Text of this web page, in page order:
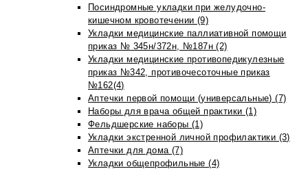
Посиндромные укладки при желудочно-
кишечном кровотечении (9)
Укладки медицинские паллиативной помощи
приказ № 345н/372н, №187н (2)
Укладки медицинские противопедикулезные
приказ №342, противочесоточные приказ
№162(4)
Аптечки первой помощи (универсальные) (7)
Наборы для врача общей практики (1)
Фельдшерские наборы (1)
Укладки экстренной личной профилактики (3)
Аптечки для дома (7)
Укладки общепрофильные (4)